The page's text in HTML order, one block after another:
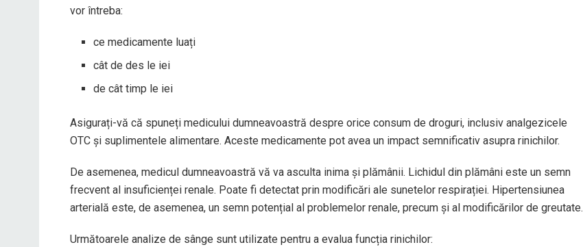
vor întreba:
ce medicamente luați
cât de des le iei
de cât timp le iei
Asigurați-vă că spuneți medicului dumneavoastră despre orice consum de droguri, inclusiv analgezicele
OTC și suplimentele alimentare. Aceste medicamente pot avea un impact semnificativ asupra rinichilor.
De asemenea, medicul dumneavoastră vă va asculta inima și plămânii. Lichidul din plămâni este un semn
frecvent al insuficienței renale. Poate fi detectat prin modificări ale sunetelor respirației. Hipertensiunea
arterială este, de asemenea, un semn potențial al problemelor renale, precum și al modificărilor de greutate.
Următoarele analize de sânge sunt utilizate pentru a evalua funcția rinichilor: